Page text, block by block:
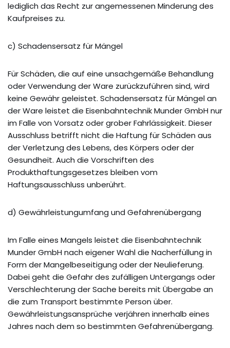
lediglich das Recht zur angemessenen Minderung des
Kaufpreises zu.
c) Schadensersatz für Mängel
Für Schäden, die auf eine unsachgemäße Behandlung
oder Verwendung der Ware zurückzuführen sind, wird
keine Gewähr geleistet. Schadensersatz für Mängel an
der Ware leistet die Eisenbahntechnik Munder GmbH nur
im Falle von Vorsatz oder grober Fahrlässigkeit. Dieser
Ausschluss betrifft nicht die Haftung für Schäden aus
der Verletzung des Lebens, des Körpers oder der
Gesundheit. Auch die Vorschriften des
Produkthaftungsgesetzes bleiben vom
Haftungsausschluss unberührt.
d) Gewährleistungumfang und Gefahrenübergang
Im Falle eines Mangels leistet die Eisenbahntechnik
Munder GmbH nach eigener Wahl die Nacherfüllung in
Form der Mangelbeseitigung oder der Neulieferung.
Dabei geht die Gefahr des zufälligen Untergangs oder
Verschlechterung der Sache bereits mit Übergabe an
die zum Transport bestimmte Person über.
Gewährleistungsansprüche verjähren innerhalb eines
Jahres nach dem so bestimmten Gefahrenübergang.